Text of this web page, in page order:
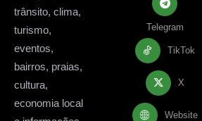
trânsito, clima,
turismo,
eventos,
bairros, praias,
cultura,
economia local
Telegram
TikTok
X
Website